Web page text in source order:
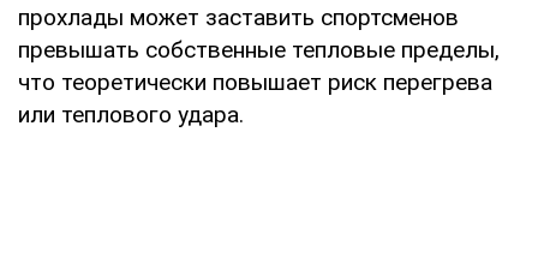
прохлады может заставить спортсменов
превышать собственные тепловые пределы,
что теоретически повышает риск перегрева
или теплового удара.